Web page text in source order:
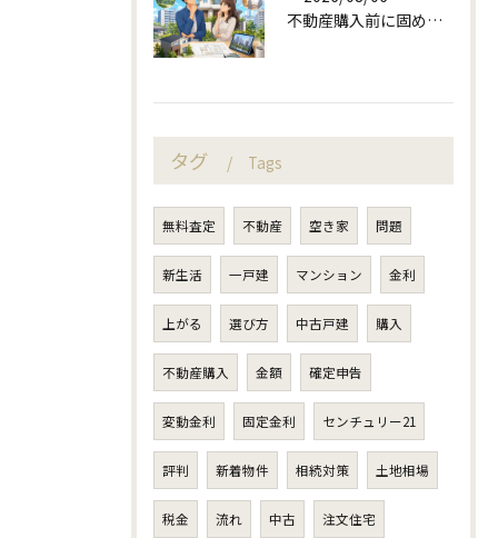
不動産購入前に固める資金計画と住み替え判断
タグ Tags
無料査定 不動産 空き家 問題
新生活 一戸建 マンション 金利
上がる 選び方 中古戸建 購入
不動産購入 金額 確定申告
変動金利 固定金利 センチュリー21
評判 新着物件 相続対策 土地相場
税金 流れ 中古 注文住宅